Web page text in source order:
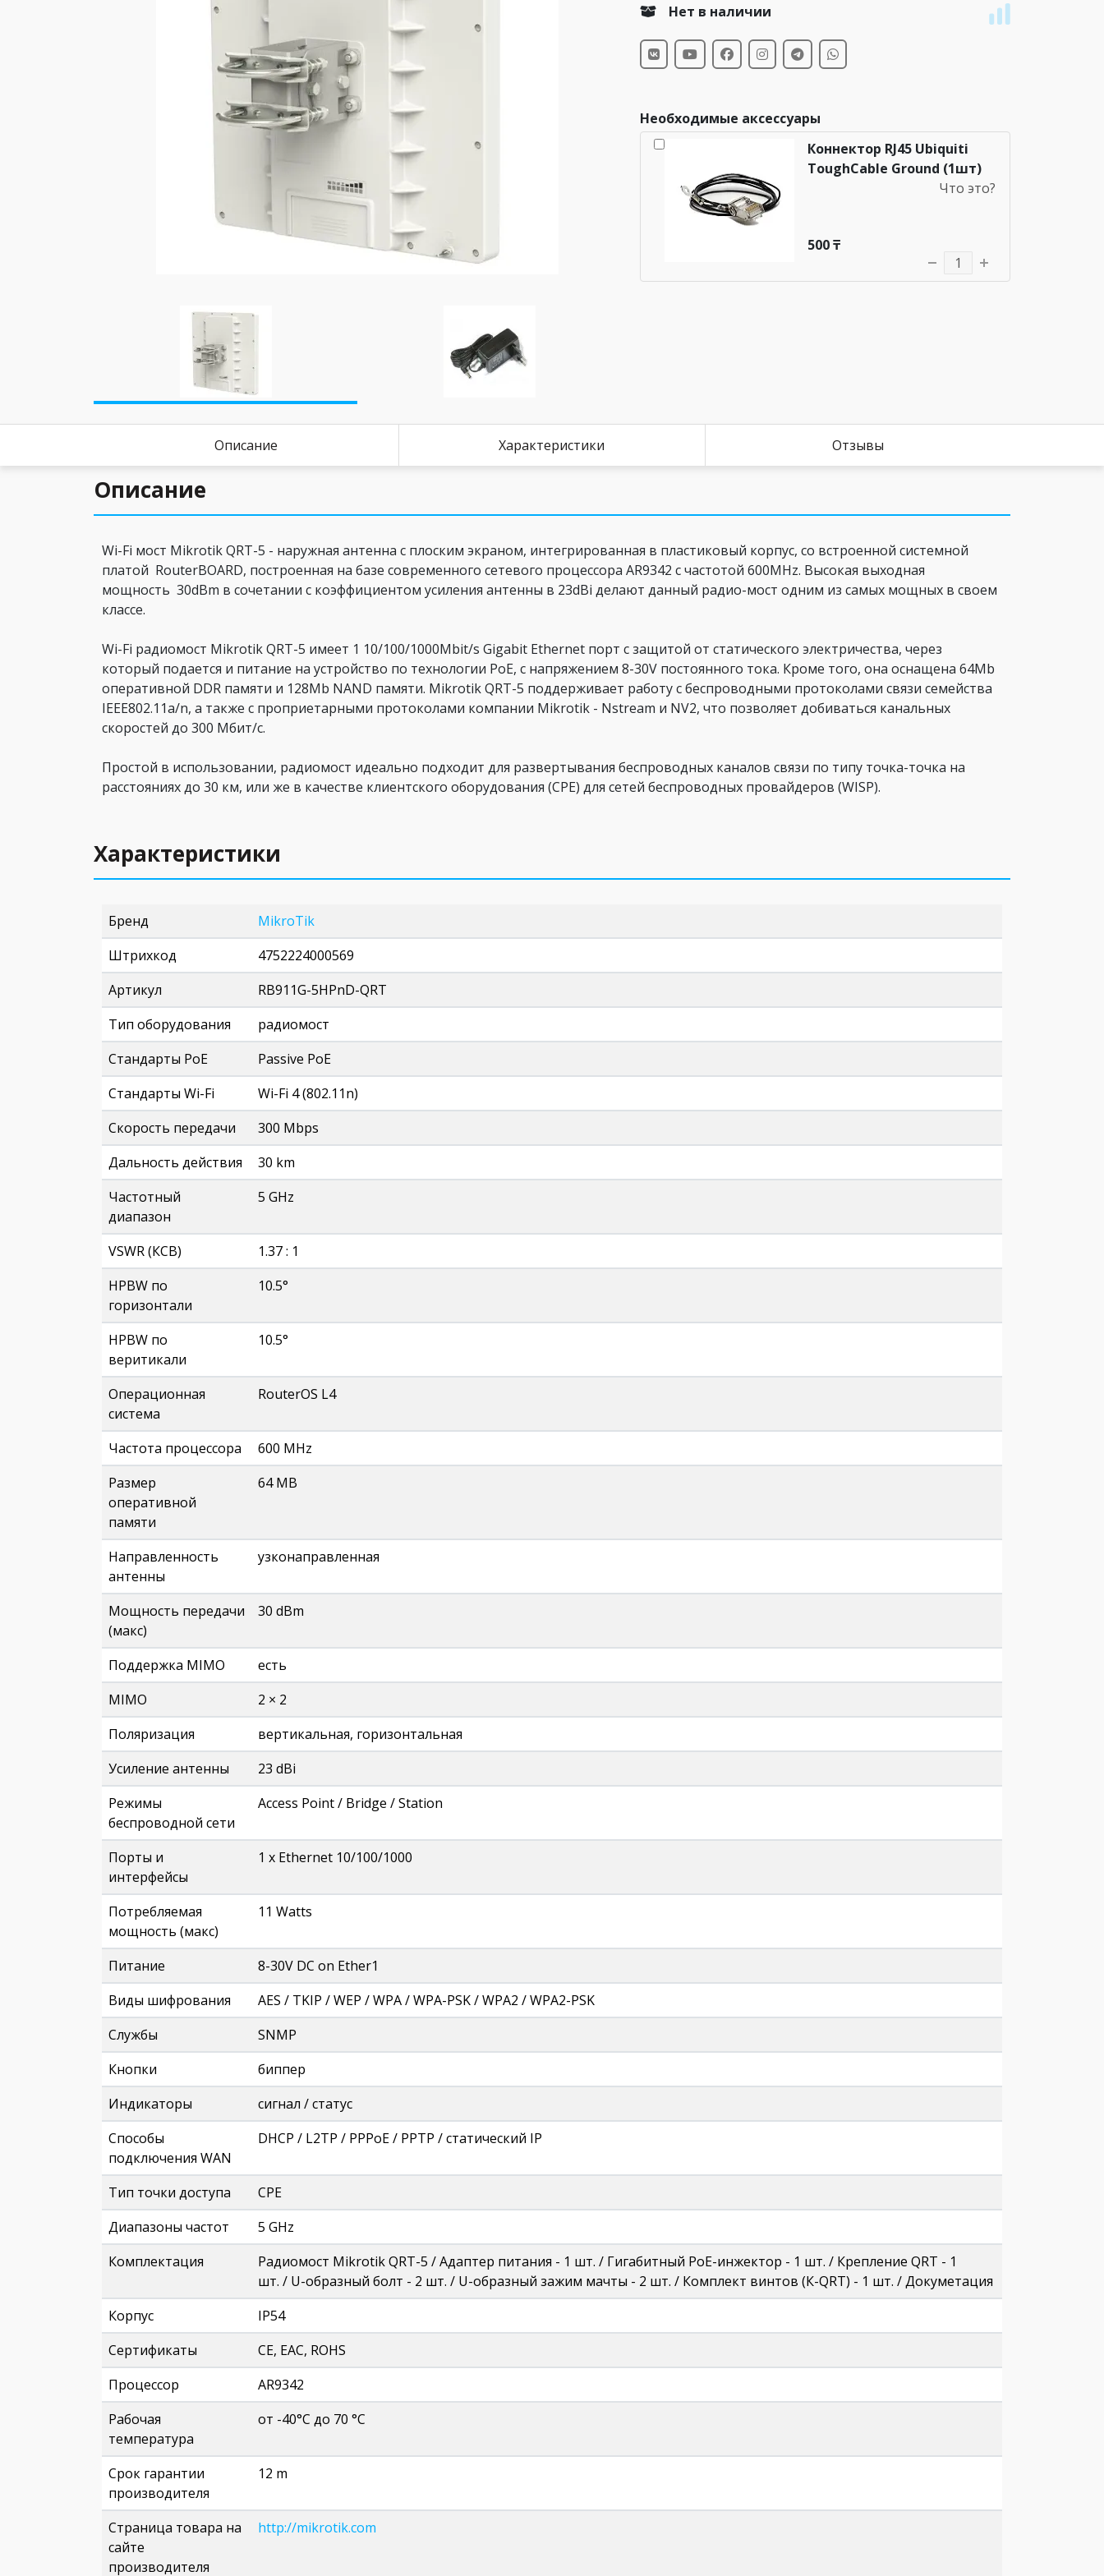
Нет в наличии
Необходимые аксессуары
Коннектор RJ45 Ubiquiti
ToughCable Ground (1шт)
Что это?
500 ₸
Описание Характеристики Отзывы
Описание
Wi-Fi мост Mikrotik QRT-5 - наружная антенна с плоским экраном, интегрированная в пластиковый корпус, со встроенной системной
платой RouterBOARD, построенная на базе современного сетевого процессора AR9342 с частотой 600MHz. Высокая выходная
мощность 30dBm в сочетании с коэффициентом усиления антенны в 23dBi делают данный радио-мост одним из самых мощных в своем
классе.
Wi-Fi радиомост Mikrotik QRT-5 имеет 1 10/100/1000Mbit/s Gigabit Ethernet порт с защитой от статического электричества, через
который подается и питание на устройство по технологии PoE, с напряжением 8-30V постоянного тока. Кроме того, она оснащена 64Mb
оперативной DDR памяти и 128Mb NAND памяти. Mikrotik QRT-5 поддерживает работу с беспроводными протоколами связи семейства
IEEE802.11a/n, а также с проприетарными протоколами компании Mikrotik - Nstream и NV2, что позволяет добиваться канальных
скоростей до 300 Мбит/с.
Простой в использовании, радиомост идеально подходит для развертывания беспроводных каналов связи по типу точка-точка на
расстояниях до 30 км, или же в качестве клиентского оборудования (CPE) для сетей беспроводных провайдеров (WISP).
Характеристики
Бренд
MikroTik
Штрихкод
4752224000569
Артикул
RB911G-5HPnD-QRT
Тип оборудования
радиомост
Стандарты PoE
Passive PoE
Стандарты Wi-Fi
Wi-Fi 4 (802.11n)
Скорость передачи
300 Mbps
Дальность действия
30 km
Частотный
диапазон
5 GHz
VSWR (КСВ)
1.37 : 1
HPBW по
горизонтали
10.5°
HPBW по
веритикали
10.5°
Операционная
система
RouterOS L4
Частота процессора
600 MHz
Размер
оперативной
памяти
64 MB
Направленность
антенны
узконаправленная
Мощность передачи
(макс)
30 dBm
Поддержка MIMO
есть
MIMO
2 × 2
Поляризация
вертикальная, горизонтальная
Усиление антенны
23 dBi
Режимы
беспроводной сети
Access Point / Bridge / Station
Порты и
интерфейсы
1 х Ethernet 10/100/1000
Потребляемая
мощность (макс)
11 Watts
Питание
8-30V DC on Ether1
Виды шифрования
AES / TKIP / WEP / WPA / WPA-PSK / WPA2 / WPA2-PSK
Службы
SNMP
Кнопки
биппер
Индикаторы
сигнал / статус
Способы
подключения WAN
DHCP / L2TP / PPPoE / PPTP / статический IP
Тип точки доступа
CPE
Диапазоны частот
5 GHz
Комплектация
Радиомост Mikrotik QRT-5 / Адаптер питания - 1 шт. / Гигабитный PoE-инжектор - 1 шт. / Крепление QRT - 1
шт. / U-образный болт - 2 шт. / U-образный зажим мачты - 2 шт. / Комплект винтов (К-QRT) - 1 шт. / Докуметация
Корпус
IP54
Сертификаты
CE, EAC, ROHS
Процессор
AR9342
Рабочая
температура
от -40°С до 70 °C
Срок гарантии
производителя
12 m
Страница товара на
сайте
производителя
http://mikrotik.com